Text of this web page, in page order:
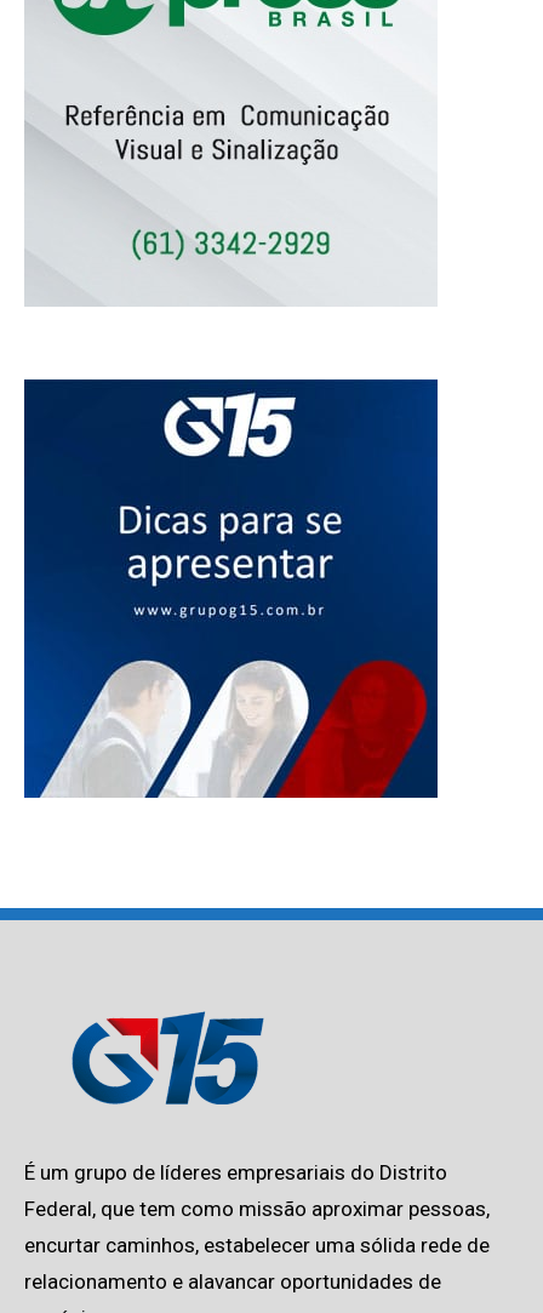
É um grupo de líderes empresariais do Distrito
Federal, que tem como missão aproximar pessoas,
encurtar caminhos, estabelecer uma sólida rede de
relacionamento e alavancar oportunidades de